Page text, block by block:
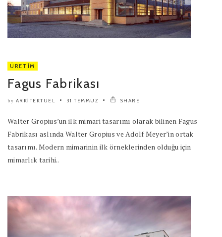
ÜRETIM
Fagus Fabrikası
by ARKITEKTUEL 31 TEMMUZ SHARE
Walter Gropius’un ilk mimari tasarımı olarak bilinen Fagus
Fabrikası aslında Walter Gropius ve Adolf Meyer’in ortak
tasarımı. Modern mimarinin ilk örneklerinden olduğu için
mimarlık tarihi..